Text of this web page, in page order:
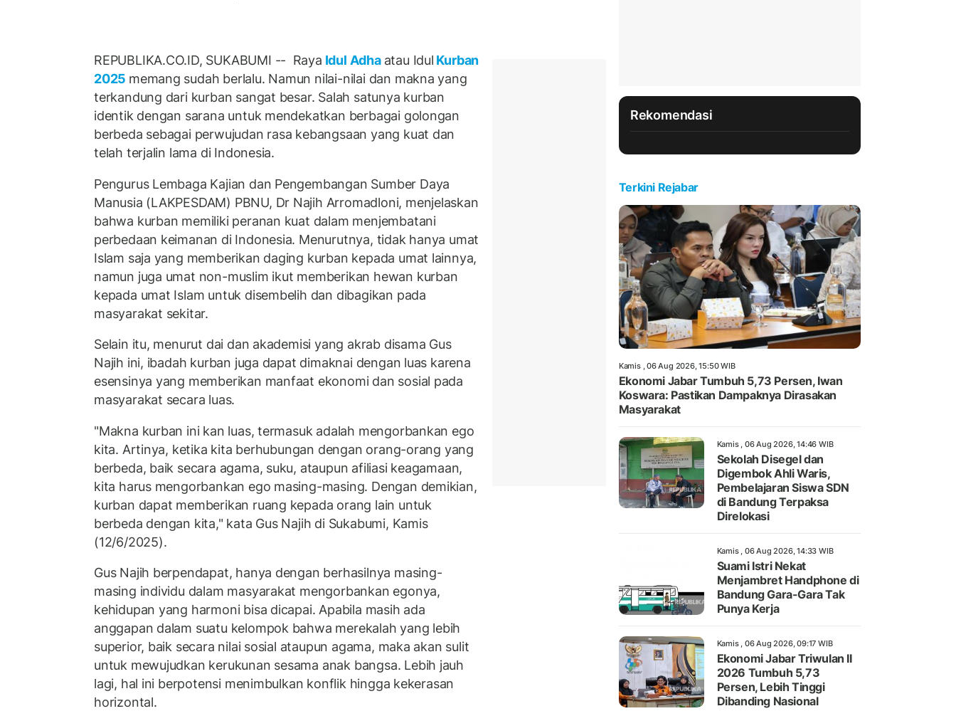
REPUBLIKA.CO.ID, SUKABUMI -- Raya Idul Adha atau Idul Kurban
2025 memang sudah berlalu. Namun nilai-nilai dan makna yang
terkandung dari kurban sangat besar. Salah satunya kurban
identik dengan sarana untuk mendekatkan berbagai golongan
berbeda sebagai perwujudan rasa kebangsaan yang kuat dan
telah terjalin lama di Indonesia.
Pengurus Lembaga Kajian dan Pengembangan Sumber Daya
Manusia (LAKPESDAM) PBNU, Dr Najih Arromadloni, menjelaskan
bahwa kurban memiliki peranan kuat dalam menjembatani
perbedaan keimanan di Indonesia. Menurutnya, tidak hanya umat
Islam saja yang memberikan daging kurban kepada umat lainnya,
namun juga umat non-muslim ikut memberikan hewan kurban
kepada umat Islam untuk disembelih dan dibagikan pada
masyarakat sekitar.
Selain itu, menurut dai dan akademisi yang akrab disama Gus
Najih ini, ibadah kurban juga dapat dimaknai dengan luas karena
esensinya yang memberikan manfaat ekonomi dan sosial pada
masyarakat secara luas.
"Makna kurban ini kan luas, termasuk adalah mengorbankan ego
kita. Artinya, ketika kita berhubungan dengan orang-orang yang
berbeda, baik secara agama, suku, ataupun afiliasi keagamaan,
kita harus mengorbankan ego masing-masing. Dengan demikian,
kurban dapat memberikan ruang kepada orang lain untuk
berbeda dengan kita," kata Gus Najih di Sukabumi, Kamis
(12/6/2025).
Gus Najih berpendapat, hanya dengan berhasilnya masing-
masing individu dalam masyarakat mengorbankan egonya,
kehidupan yang harmoni bisa dicapai. Apabila masih ada
anggapan dalam suatu kelompok bahwa merekalah yang lebih
superior, baik secara nilai sosial ataupun agama, maka akan sulit
untuk mewujudkan kerukunan sesama anak bangsa. Lebih jauh
lagi, hal ini berpotensi menimbulkan konflik hingga kekerasan
horizontal.
Rekomendasi
Terkini Rejabar
Kamis , 06 Aug 2026, 15:50 WIB
Ekonomi Jabar Tumbuh 5,73 Persen, Iwan
Koswara: Pastikan Dampaknya Dirasakan
Masyarakat
Kamis , 06 Aug 2026, 14:46 WIB
Sekolah Disegel dan
Digembok Ahli Waris,
Pembelajaran Siswa SDN
di Bandung Terpaksa
Direlokasi
Kamis , 06 Aug 2026, 14:33 WIB
Suami Istri Nekat
Menjambret Handphone di
Bandung Gara-Gara Tak
Punya Kerja
Kamis , 06 Aug 2026, 09:17 WIB
Ekonomi Jabar Triwulan II
2026 Tumbuh 5,73
Persen, Lebih Tinggi
Dibanding Nasional